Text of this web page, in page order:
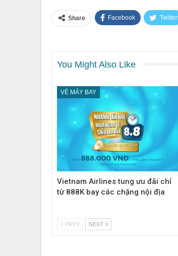
Share Facebook Twitter
You Might Also Like
VÉ MÁY BAY
Vietnam Airlines tung ưu đãi chỉ
từ 888K bay các chặng nội địa
PREV NEXT